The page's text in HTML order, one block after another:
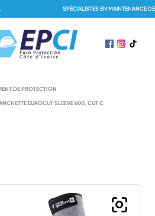
SPÉCIALISTES EN MAINTENANCE DES
DE PROTECTION
EUROCUT SLEEVE 600, CUT C